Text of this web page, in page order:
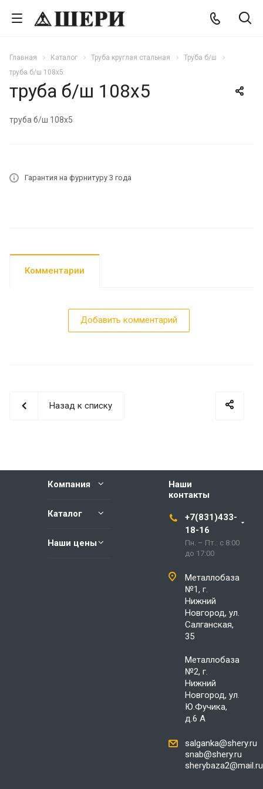
Главная Каталог Труба круглая стальная
Труба б/ш
труба б/ш 108х5
труба б/ш 108х5
труба б/ш 108х5
Гарантия на фурнитуру 3 года
Комментарии
Добавить комментарий
Назад к списку
Компания
Каталог
Наши цены
Наши
контакты
+7(831)433-
18-16
Пн. – Пт.: с 8:00
до 17:00
Металлобаза
№1, г.
Нижний
Новгород, ул.
Салганская,
35
Металлобаза
№2, г.
Нижний
Новгород, ул.
Ю.Фучика,
д.6 А
salganka@shery.ru
snab@shery.ru
sherybaza2@mail.ru